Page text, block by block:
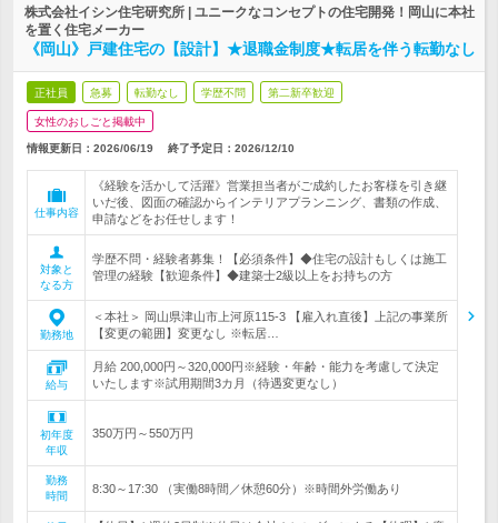
株式会社イシン住宅研究所 | ユニークなコンセプトの住宅開発！岡山に本社
を置く住宅メーカー
《岡山》戸建住宅の【設計】★退職金制度★転居を伴う転勤なし
正社員 急募 転勤なし 学歴不問 第二新卒歓迎
女性のおしごと掲載中
情報更新日：2026/06/19 終了予定日： 2026/12/10
仕事内容
《経験を活かして活躍》営業担当者がご成約したお客様を引き継
いだ後、図面の確認からインテリアプランニング、書類の作成、
申請などをお任せします！
対象と
なる方
学歴不問・経験者募集！【必須条件】◆住宅の設計もしくは施工
管理の経験【歓迎条件】◆建築士2級以上をお持ちの方
勤務地
＜本社＞ 岡山県津山市上河原115-3 【雇入れ直後】上記の事業所
【変更の範囲】変更なし ※転居…
給与
月給 200,000円～320,000円※経験・年齢・能力を考慮して決定
いたします※試用期間3カ月（待遇変更なし）
初年度
年収
350万円～550万円
勤務
時間
8:30～17:30 （実働8時間／休憩60分）※時間外労働あり